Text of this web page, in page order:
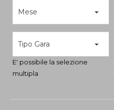
Mese
Tipo Gara
E' possibile la selezione
multipla